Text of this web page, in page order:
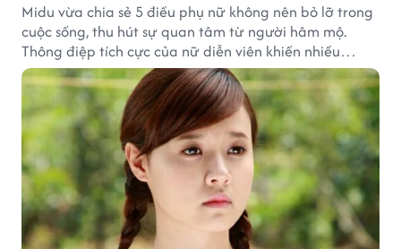
Midu vừa chia sẻ 5 điều phụ nữ không nên bỏ lỡ trong
cuộc sống, thu hút sự quan tâm từ người hâm mộ.
Thông điệp tích cực của nữ diễn viên khiến nhiều
người đồng cảm khi nhìn lại hành trình sự nghiệp và
hạnh phúc hiện tại của cô.